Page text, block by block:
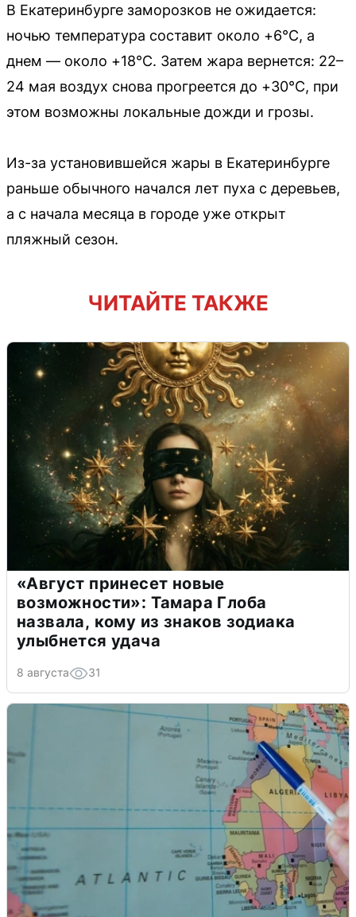
В Екатеринбурге заморозков не ожидается:
ночью температура составит около +6°C, а
днем — около +18°C. Затем жара вернется: 22–
24 мая воздух снова прогреется до +30°C, при
этом возможны локальные дожди и грозы.
Из-за установившейся жары в Екатеринбурге
раньше обычного начался лет пуха с деревьев,
а с начала месяца в городе уже открыт
пляжный сезон.
ЧИТАЙТЕ ТАКЖЕ
«Август принесет новые
возможности»: Тамара Глоба
назвала, кому из знаков зодиака
улыбнется удача
8 августа 31